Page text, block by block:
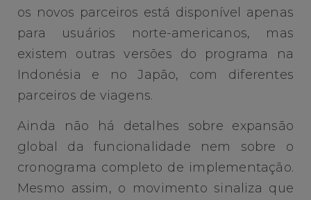
os novos parceiros está disponível apenas
para usuários norte-americanos, mas
existem outras versões do programa na
Indonésia e no Japão, com diferentes
parceiros de viagens.
Ainda não há detalhes sobre expansão
global da funcionalidade nem sobre o
cronograma completo de implementação.
Mesmo assim, o movimento sinaliza que